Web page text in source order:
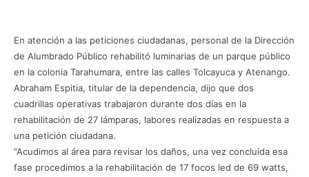
En atención a las peticiones ciudadanas, personal de la Dirección
de Alumbrado Público rehabilitó luminarias de un parque público
en la colonia Tarahumara, entre las calles Tolcayuca y Atenango.
Abraham Espitia, titular de la dependencia, dijo que dos
cuadrillas operativas trabajaron durante dos días en la
rehabilitación de 27 lámparas, labores realizadas en respuesta a
una petición ciudadana.
“Acudimos al área para revisar los daños, una vez concluida esa
fase procedimos a la rehabilitación de 17 focos led de 69 watts,